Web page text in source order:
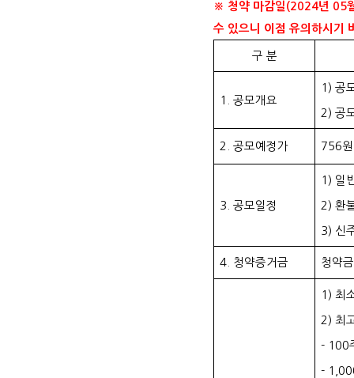
※ 청약 마감일(2024년 05
수 있으니 이점 유의하시기
구 분
1. 공모개요
1) 공
2) 공
2. 공모예정가 756
3. 공모일정
1) 일
2) 환
3) 신
4. 청약증거금 청약
1) 최
2) 최
- 100
-